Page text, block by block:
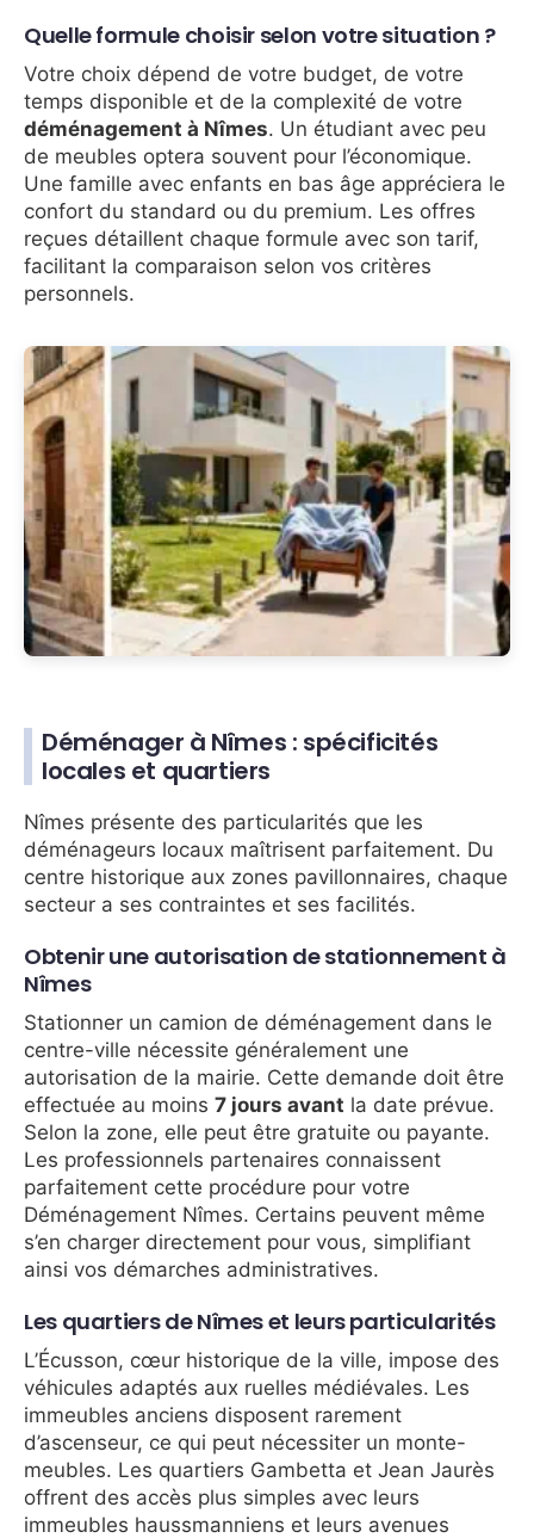
Quelle formule choisir selon votre situation ?
Votre choix dépend de votre budget, de votre
temps disponible et de la complexité de votre
déménagement à Nîmes. Un étudiant avec peu
de meubles optera souvent pour l’économique.
Une famille avec enfants en bas âge appréciera le
confort du standard ou du premium. Les offres
reçues détaillent chaque formule avec son tarif,
facilitant la comparaison selon vos critères
personnels.
Déménager à Nîmes : spécificités
locales et quartiers
Nîmes présente des particularités que les
déménageurs locaux maîtrisent parfaitement. Du
centre historique aux zones pavillonnaires, chaque
secteur a ses contraintes et ses facilités.
Obtenir une autorisation de stationnement à
Nîmes
Stationner un camion de déménagement dans le
centre-ville nécessite généralement une
autorisation de la mairie. Cette demande doit être
effectuée au moins 7 jours avant la date prévue.
Selon la zone, elle peut être gratuite ou payante.
Les professionnels partenaires connaissent
parfaitement cette procédure pour votre
Déménagement Nîmes. Certains peuvent même
s’en charger directement pour vous, simplifiant
ainsi vos démarches administratives.
Les quartiers de Nîmes et leurs particularités
L’Écusson, cœur historique de la ville, impose des
véhicules adaptés aux ruelles médiévales. Les
immeubles anciens disposent rarement
d’ascenseur, ce qui peut nécessiter un monte-
meubles. Les quartiers Gambetta et Jean Jaurès
offrent des accès plus simples avec leurs
immeubles haussmanniens et leurs avenues